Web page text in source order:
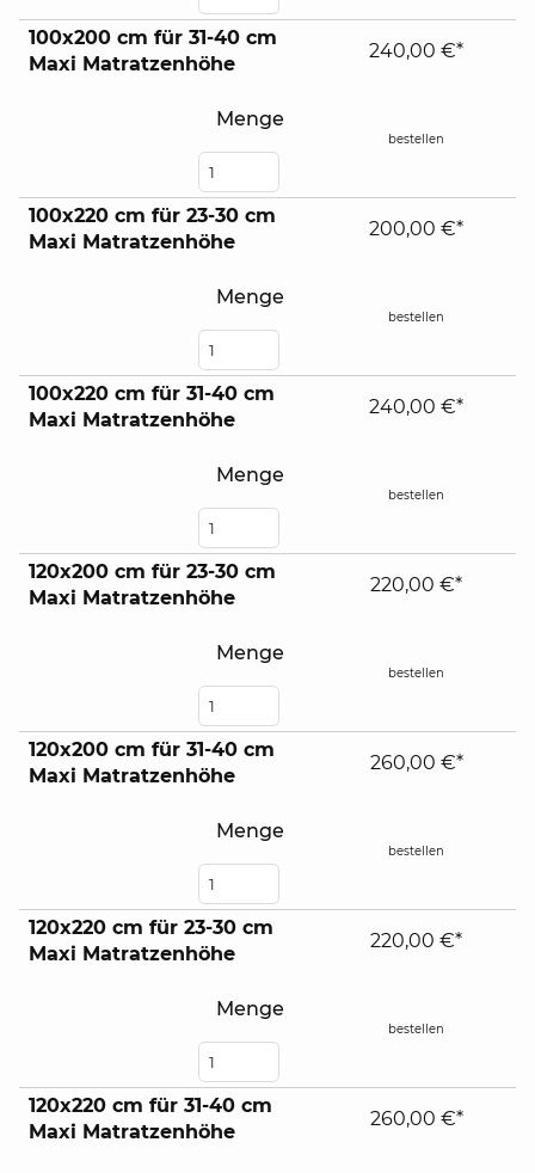
100x200 cm für 31-40 cm
Maxi Matratzenhöhe
Menge
240,00 €*
bestellen
100x220 cm für 23-30 cm
Maxi Matratzenhöhe
Menge
200,00 €*
bestellen
100x220 cm für 31-40 cm
Maxi Matratzenhöhe
Menge
240,00 €*
bestellen
120x200 cm für 23-30 cm
Maxi Matratzenhöhe
Menge
220,00 €*
bestellen
120x200 cm für 31-40 cm
Maxi Matratzenhöhe
Menge
260,00 €*
bestellen
120x220 cm für 23-30 cm
Maxi Matratzenhöhe
Menge
220,00 €*
bestellen
120x220 cm für 31-40 cm
Maxi Matratzenhöhe
260,00 €*